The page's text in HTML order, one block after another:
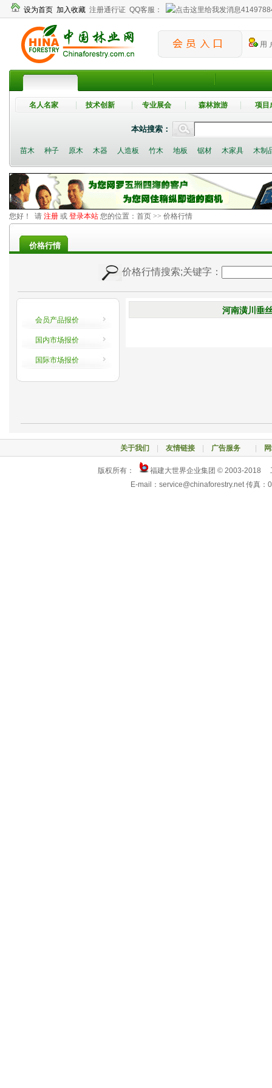
设为首页 加入收藏 注册通行证 QQ客服：
用
名人名家 技术创新 专业展会 森林旅游 项目
本站搜索：
苗木 种子 原木 木器 人造板 竹木 地板 锯材 木家具 木制
您好！ 请 注册 或 登录本站 您的位置： 首页 >> 价格行情
价格行情
价格行情搜索;关键字：
会员产品报价
国内市场报价
国际市场报价
河南潢川垂
关于我们 友情链接| 广告服务
版权所有：
福建大世界企业集团 © 2003-2018
E-mail：service@chinaforestry.net 传真